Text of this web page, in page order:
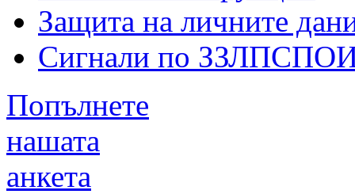
Защита на личните
Сигнали по
Попълнете
нашата
анкета